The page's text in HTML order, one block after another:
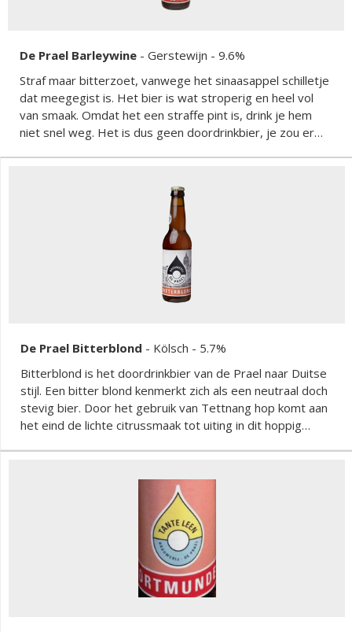
De Prael Barleywine - Gerstewijn - 9.6%
Straf maar bitterzoet, vanwege het sinaasappel schilletje
dat meegegist is. Het bier is wat stroperig en heel vol
van smaak. Omdat het een straffe pint is, drink je hem
niet snel weg. Het is dus geen doordrinkbier, je zou er
De Prael Bitterblond - Kölsch - 5.7%
Bitterblond is het doordrinkbier van de Prael naar Duitse
stijl. Een bitter blond kenmerkt zich als een neutraal doch
stevig bier. Door het gebruik van Tettnang hop komt aan
het eind de lichte citrussmaak tot uiting in dit hoppig